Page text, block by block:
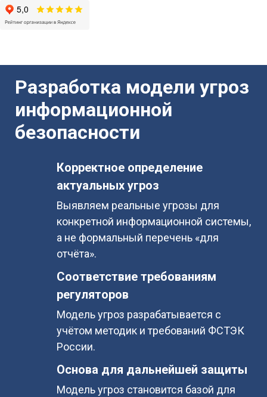
Разработка модели угроз
информационной
безопасности
Корректное определение
актуальных угроз
Выявляем реальные угрозы для
конкретной информационной системы,
а не формальный перечень «для
отчёта».
Соответствие требованиям
регуляторов
Модель угроз разрабатывается с
учётом методик и требований ФСТЭК
России.
Основа для дальнейшей защиты
Модель угроз становится базой для